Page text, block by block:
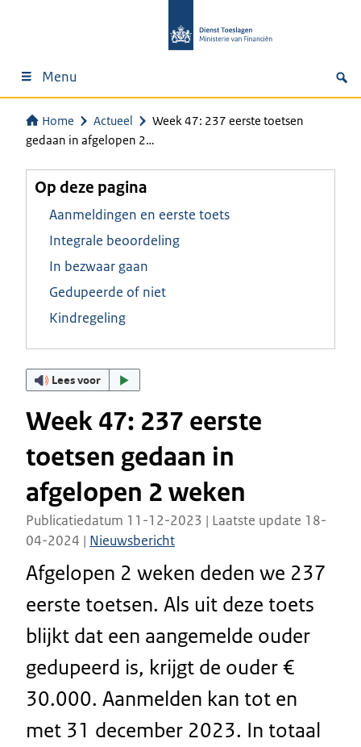
Menu
Home Actueel
Week 47: 237 eerste toetsen
gedaan in afgelopen 2…
Op deze pagina
Aanmeldingen en eerste toets
Integrale beoordeling
In bezwaar gaan
Gedupeerde of niet
Kindregeling
Lees voor
Week 47: 237 eerste
toetsen gedaan in
afgelopen 2 weken
Publicatiedatum 11-12-2023 | Laatste update 18-
04-2024 | Nieuwsbericht
Afgelopen 2 weken deden we 237
eerste toetsen. Als uit deze toets
blijkt dat een aangemelde ouder
gedupeerd is, krijgt de ouder €
30.000. Aanmelden kan tot en
met 31 december 2023. In totaal